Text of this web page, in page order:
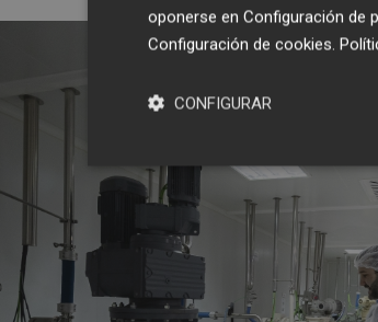
oponerse en Configuración de
Configuración de cookies.
CONFIGURAR